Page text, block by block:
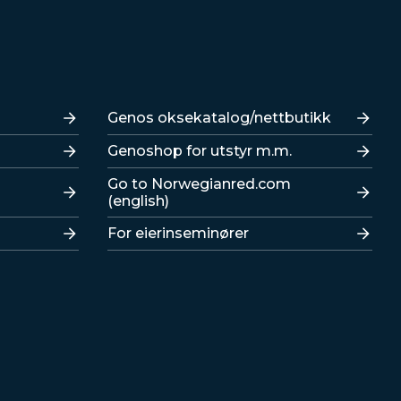
Lenker
Genos oksekatalog/nettbutikk
Genoshop for utstyr m.m.
Go to Norwegianred.com
(english)
For eierinseminører